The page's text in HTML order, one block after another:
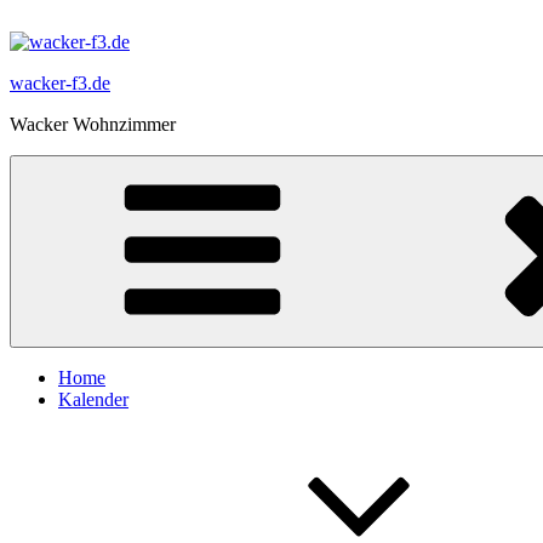
Inhalt
wacker-f3.de
Wacker Wohnzimmer
Home
Kalender